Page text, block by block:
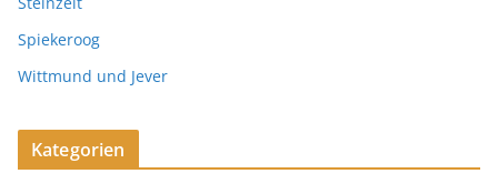
Spiekeroog
Wittmund und Jever
Kategorien